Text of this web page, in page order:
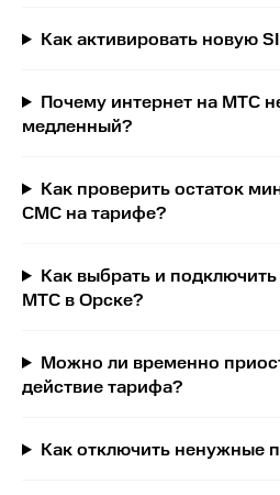
Как активировать новую
Почему интернет на МТС
медленный?
Как проверить остаток
СМС на тарифе?
Как выбрать и
МТС в Орске?
Можно ли временно
действие тарифа?
Как отключить ненужные